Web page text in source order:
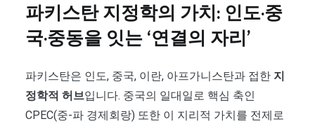
파키스탄 지정학의 가치: 인도·중
국·중동을 잇는 ‘연결의 자리’
파키스탄은 인도, 중국, 이란, 아프가니스탄과 접한 지
정학적 허브입니다. 중국의 일대일로 핵심 축인
CPEC(중-파 경제회랑) 또한 이 지리적 가치를 전제로